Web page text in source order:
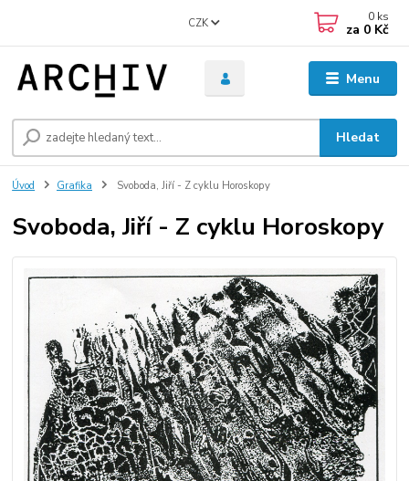
Menu
CZK
Hledat
0 ks
za 0 Kč
Úvod Grafika Svoboda, Jiří - Z cyklu Horoskopy
Svoboda, Jiří - Z cyklu Horoskopy